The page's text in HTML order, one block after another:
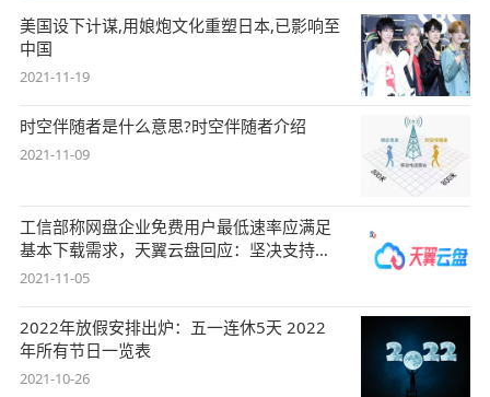
美国设下计谋,用娘炮文化重塑日本,已影响至
中国
2021-11-19
时空伴随者是什么意思?时空伴随者介绍
2021-11-09
工信部称网盘企业免费用户最低速率应满足
基本下载需求，天翼云盘回应：坚决支持，
始终
2021-11-05
2022年放假安排出炉：五一连休5天 2022
年所有节日一览表
2021-10-26